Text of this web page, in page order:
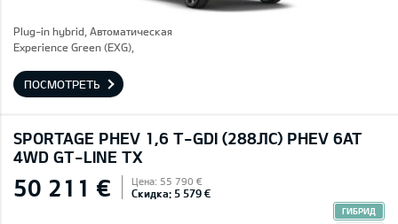
Plug-in hybrid, Автоматическая
Experience Green (EXG),
ПОСМОТРЕТЬ
SPORTAGE PHEV 1,6 T-GDI (288ЛС) PHEV 6AT
4WD GT-LINE TX
50 211 € Цена: 55 790 €
Скидка: 5 579 €
ГИБРИД